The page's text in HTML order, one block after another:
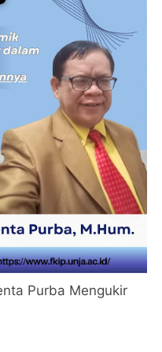
Purba Mengukir